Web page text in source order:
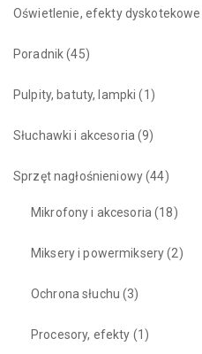
Oświetlenie, efekty dyskotekowe
Poradnik(45)
Pulpity, batuty, lampki (1)
Słuchawki i akcesoria (9)
Sprzęt nagłośnieniowy(44)
Mikrofony i akcesoria (18)
Miksery i powermiksery(2)
Ochrona słuchu (3)
Procesory, efekty (1)